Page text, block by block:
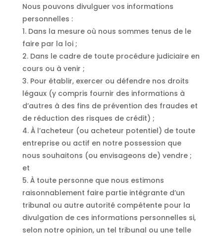
Nous pouvons divulguer vos informations
personnelles :
1. Dans la mesure où nous sommes tenus de le
faire par la loi ;
2. Dans le cadre de toute procédure judiciaire en
cours ou à venir ;
3. Pour établir, exercer ou défendre nos droits
légaux (y compris fournir des informations à
d’autres à des fins de prévention des fraudes et
de réduction des risques de crédit) ;
4. À l’acheteur (ou acheteur potentiel) de toute
entreprise ou actif en notre possession que
nous souhaitons (ou envisageons de) vendre ;
et
5. À toute personne que nous estimons
raisonnablement faire partie intégrante d’un
tribunal ou autre autorité compétente pour la
divulgation de ces informations personnelles si,
selon notre opinion, un tel tribunal ou une telle